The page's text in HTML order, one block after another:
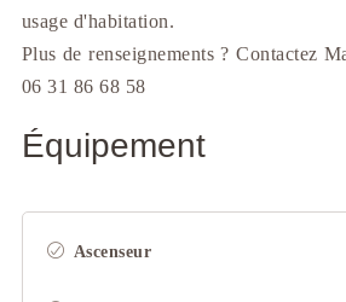
usage d'habitation.
Plus de renseignements ? Contactez
06 31 86 68 58
Équipement
Ascenseur